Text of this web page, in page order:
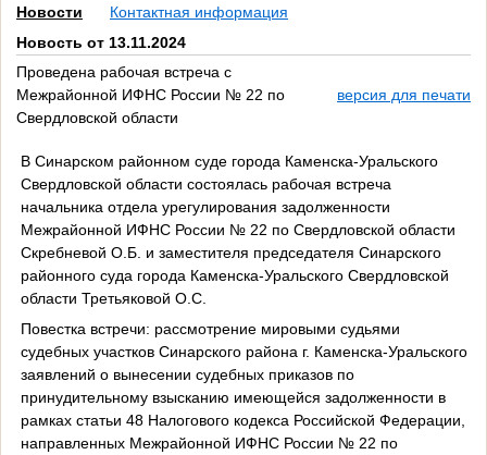
Новости
Контактная информация
Новость от 13.11.2024
Проведена рабочая встреча с
Межрайонной ИФНС России № 22 по
Свердловской области
версия для печати
В Синарском районном суде города Каменска-Уральского
Свердловской области состоялась рабочая встреча
начальника отдела урегулирования задолженности
Межрайонной ИФНС России № 22 по Свердловской области
Скребневой О.Б. и заместителя председателя Синарского
районного суда города Каменска-Уральского Свердловской
области Третьяковой О.С.
Повестка встречи: рассмотрение мировыми судьями
судебных участков Синарского района г. Каменска-Уральского
заявлений о вынесении судебных приказов по
принудительному взысканию имеющейся задолженности в
рамках статьи 48 Налогового кодекса Российской Федерации,
направленных Межрайонной ИФНС России № 22 по